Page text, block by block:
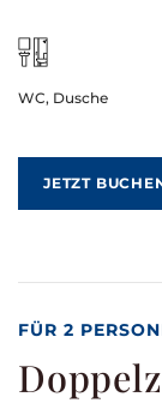
WC, Dusche
JETZT
FÜR 2